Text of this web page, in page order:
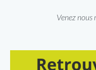
Venez nous